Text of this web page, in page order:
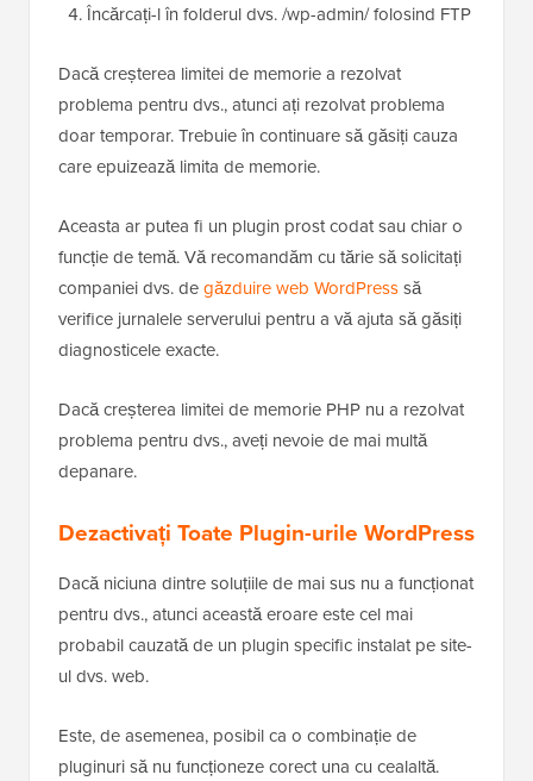
Încărcați-l în folderul dvs. /wp-admin/ folosind FTP
Dacă creșterea limitei de memorie a rezolvat
problema pentru dvs., atunci ați rezolvat problema
doar temporar. Trebuie în continuare să găsiți cauza
care epuizează limita de memorie.
Aceasta ar putea fi un plugin prost codat sau chiar o
funcție de temă. Vă recomandăm cu tărie să solicitați
companiei dvs. degăzduire web WordPresssă
verifice jurnalele serverului pentru a vă ajuta să găsiți
diagnosticele exacte.
Dacă creșterea limitei de memorie PHP nu a rezolvat
problema pentru dvs., aveți nevoie de mai multă
depanare.
Dezactivați Toate Plugin-urile WordPress
Dacă niciuna dintre soluțiile de mai sus nu a funcționat
pentru dvs., atunci această eroare este cel mai
probabil cauzată de un plugin specific instalat pe site-
ul dvs. web.
Este, de asemenea, posibil ca o combinație de
pluginuri să nu funcționeze corect una cu cealaltă.